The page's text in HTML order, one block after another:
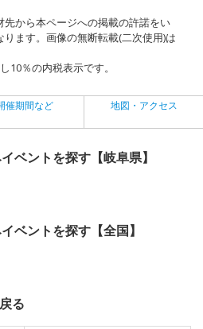
から本ページへの掲載の許諾をい
ます。画像の無断転載(二次使用)は
10％の内税表示です。
催期間など 地図・アクセス
ベントを探す【岐阜県】
ベントを探す【全国】
る